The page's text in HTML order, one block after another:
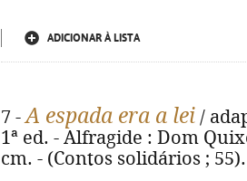
ADICIONAR À LISTA
7 -A espada era a lei /
1ª ed. - Alfragide : Dom
cm. - (Contos solidários ;